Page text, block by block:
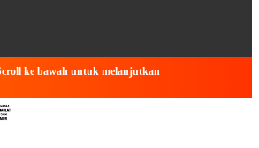
ke bawah untuk melanjutkan